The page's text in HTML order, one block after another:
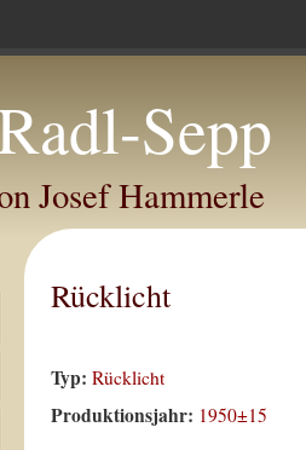
Sepp
Josef Hammerle
Rücklicht
Typ:Rücklicht
Produktionsjahr: 1950±15